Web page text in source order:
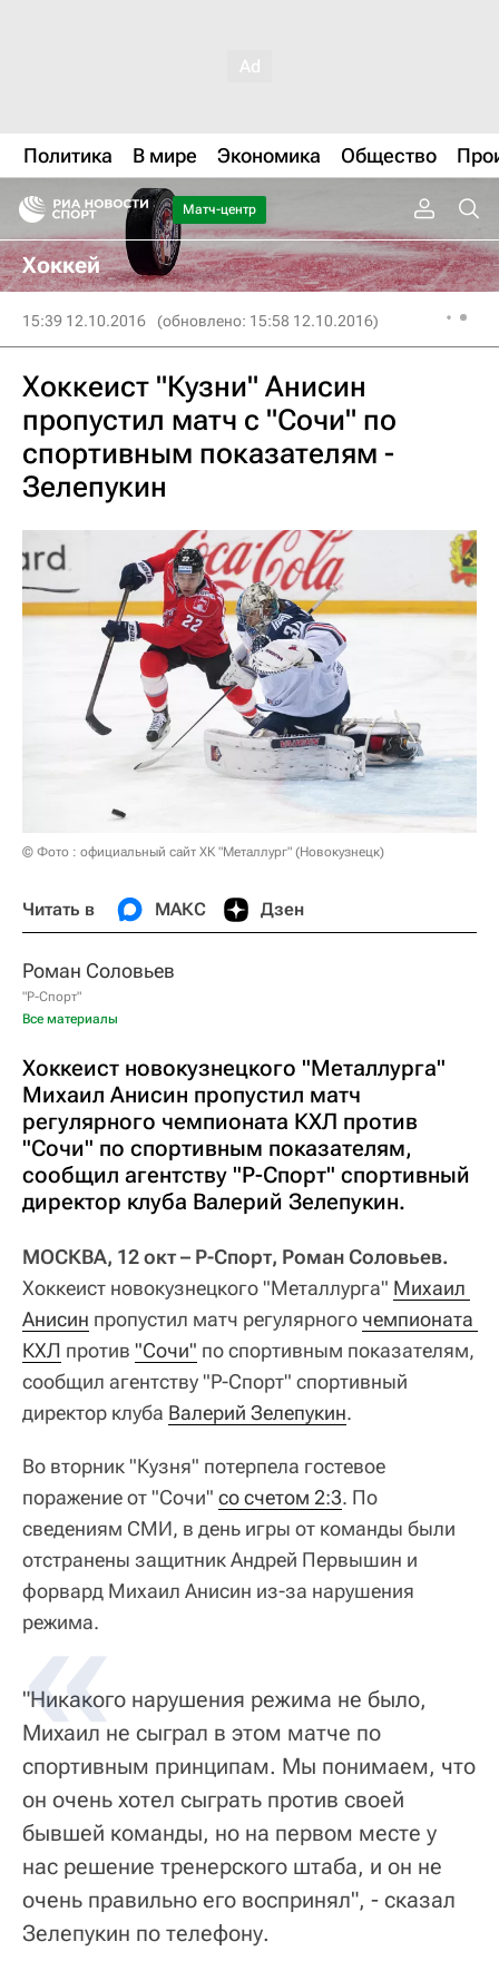
Политика В мире Экономика Общество
Матч-центр
Хоккей
15:39 12.10.2016 (обновлено: 15:58 12.10.2016)
Хоккеист "Кузни" Анисин
пропустил матч с "Сочи" по
спортивным показателям -
Зелепукин
© Фото : официальный сайт ХК "Металлург" (Новокузнецк)
Читать в МАКС Дзен
Роман Соловьев
"Р-Спорт"
Все материалы
Хоккеист новокузнецкого "Металлурга"
Михаил Анисин пропустил матч
регулярного чемпионата КХЛ против
"Сочи" по спортивным показателям,
сообщил агентству "Р-Спорт" спортивный
директор клуба Валерий Зелепукин.
МОСКВА, 12 окт – Р-Спорт, Роман Соловьев.
Хоккеист новокузнецкого "Металлурга" Михаил
Анисин пропустил матч регулярного чемпионата
КХЛ против "Сочи" по спортивным показателям,
сообщил агентству "Р-Спорт" спортивный
директор клуба Валерий Зелепукин.
Во вторник "Кузня" потерпела гостевое
поражение от "Сочи" со счетом 2:3. По
сведениям СМИ, в день игры от команды были
отстранены защитник Андрей Первышин и
форвард Михаил Анисин из-за нарушения
режима.
"Никакого нарушения режима не было,
Михаил не сыграл в этом матче по
спортивным принципам. Мы понимаем, что
он очень хотел сыграть против своей
бывшей команды, но на первом месте у
нас решение тренерского штаба, и он не
очень правильно его воспринял", - сказал
Зелепукин по телефону.